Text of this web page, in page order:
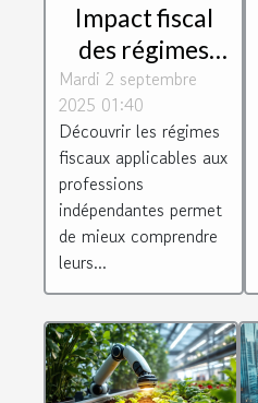
Impact fiscal
des régimes
BIC et BNC sur
les charges
sociales
Mardi 2 septembre
2025 01:40
Découvrir les régimes
fiscaux applicables aux
professions
indépendantes permet
de mieux comprendre
leurs...